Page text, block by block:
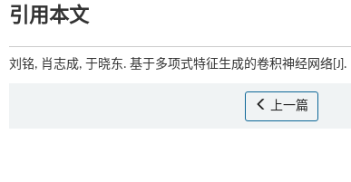
引用本文
刘铭, 肖志成, 于晓东. 基于多项式特征生成的卷积神经网络[J].
上一篇